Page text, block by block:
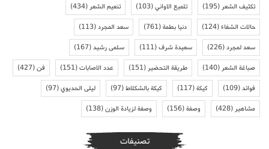
تكثيف الشعر (195) تلميع الاواني(103) تنعيم الشعر (434)
حالات الشفاء(124) دنيا بطمة(761) سعد المجرد(113)
سعد لمجرد(226) سعيدة شرف(111) سلمى رشيد(167)
صباغة الشعر (140) طريقة التحضير (151) عدد الاصابات(151) فن(427)
فوائد(109) كيكة(117) كيكة بالشكلاط(97) ليلى الحديوي(97)
مشاهير (428) وصفة(156) وصفة لزيادة الوزن(138)
تصنيفات